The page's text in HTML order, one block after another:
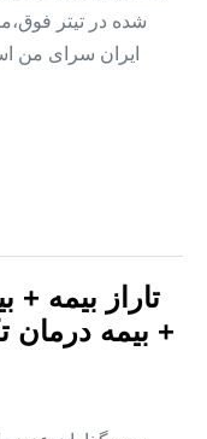
شده در تیتر
ایران سرای من
تاراز بیمه +
+ بیمه درمان